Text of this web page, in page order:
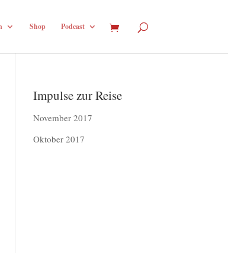
Shop Podcast
Impulse zur Reise
November 2017
Oktober 2017